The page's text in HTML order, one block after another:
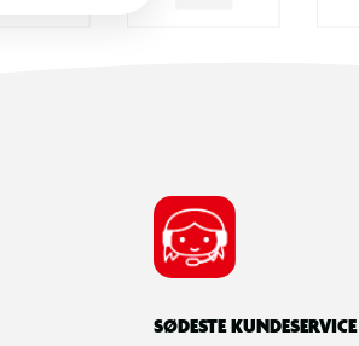
SØDESTE KUNDESERVICE